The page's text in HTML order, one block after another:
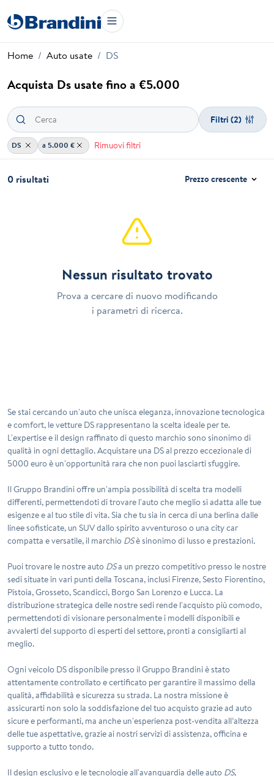
Home Auto usate DS
Acquista Ds usate fino a €5.000
Filtri (2)
DS a 5.000 € Rimuovi filtri
0 risultati Prezzo crescente
Nessun risultato trovato
Prova a cercare di nuovo modificando
i parametri di ricerca.
Se stai cercando un'auto che unisca eleganza, innovazione tecnologica
e comfort, le vetture DS rappresentano la scelta ideale per te.
L'expertise e il design raffinato di questo marchio sono sinonimo di
qualità in ogni dettaglio. Acquistare una DSal prezzo eccezionale di
5000 euro è un'opportunità rara che non puoi lasciarti sfuggire.
Il Gruppo Brandini offre un'ampia possibilità di scelta tra modelli
differenti, permettendoti di trovare l'auto che meglio si adatta alle tue
esigenze e al tuo stile di vita. Sia che tu sia in cerca di una berlina dalle
linee sofisticate, un SUV dallo spirito avventuroso o una city car
compatta e versatile, il marchio DSè sinonimo di lusso e prestazioni.
Puoi trovare le nostre auto DSa un prezzo competitivo presso le nostre
sedi situate in vari punti della Toscana, inclusi Firenze, Sesto Fiorentino,
Pistoia, Grosseto, Scandicci, Borgo San Lorenzo e Lucca. La
distribuzione strategica delle nostre sedi rende l'acquisto più comodo,
permettendoti di visionare personalmente i modelli disponibili e
avvalerti del supporto di esperti del settore, pronti a consigliarti al
meglio.
Ogni veicolo DSdisponibile presso il Gruppo Brandini è stato
attentamente controllato e certificato per garantire il massimo della
qualità, affidabilità e sicurezza su strada. La nostra missione è
assicurarti non solo la soddisfazione del tuo acquisto grazie ad auto
sicure e performanti, ma anche un'esperienza post-vendita all’altezza
delle tue aspettative, grazie ai nostri servizi di assistenza, officina e
supporto a tutto tondo.
Il design esclusivo e le tecnologie all'avanguardia delle auto DS,